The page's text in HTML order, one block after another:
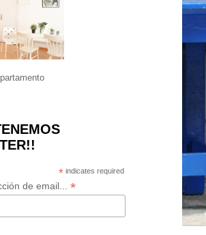
* indicates required
de email... *